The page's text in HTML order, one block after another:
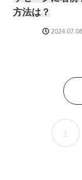
方法は？
2024.07.08
1